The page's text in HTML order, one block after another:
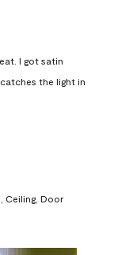
I got satin
the light in
Ceiling, Door